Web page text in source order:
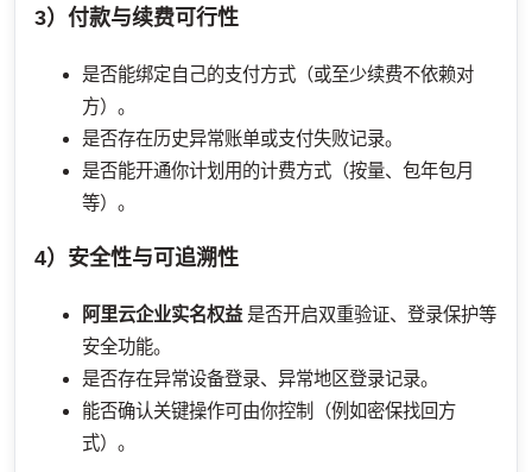
3）付款与续费可行性
是否能绑定自己的支付方式（或至少续费不依赖对
方）。
是否存在历史异常账单或支付失败记录。
是否能开通你计划用的计费方式（按量、包年包月
等）。
4）安全性与可追溯性
阿里云企业实名权益 是否开启双重验证、登录保护等
安全功能。
是否存在异常设备登录、异常地区登录记录。
能否确认关键操作可由你控制（例如密保找回方
式）。